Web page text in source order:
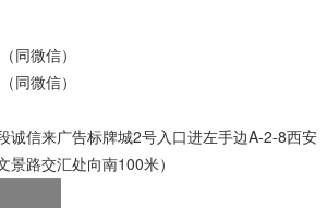
同微信）
同微信）
诚信来广告标牌城2号入口进左手边A-2-8西安
路交汇处向南100米）